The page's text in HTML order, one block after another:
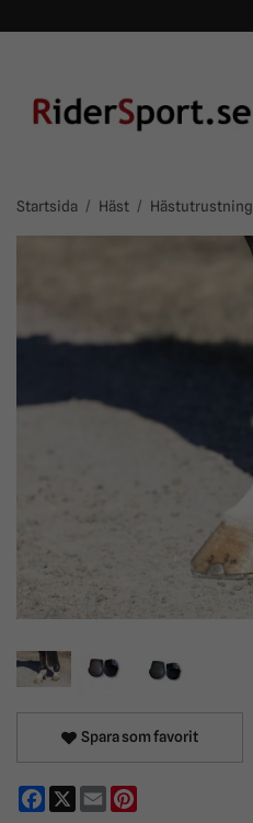
Startsida / Häst / Hästutrustning
Spara som favorit
Facebook
X Email